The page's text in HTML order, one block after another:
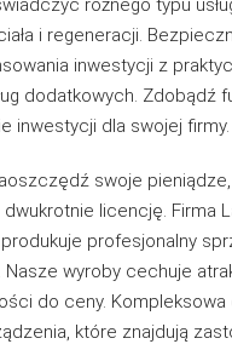
różnego typu
i regeneracji.
inwestycji z
dodatkowych. Zdobądź
inwestycji dla swojej firmy.
swoje
licencję. Firma
profesjonalny
Nasze wyroby cechuje
do ceny. Kompleksowa
które znajdują